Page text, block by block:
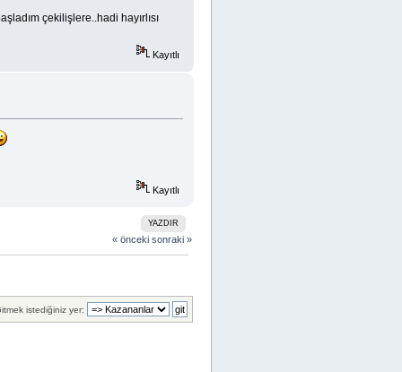
çekilişlere..hadi hayırlısı
Kayıtlı
Kayıtlı
YAZDIR
« önceki sonraki »
istediğiniz yer: